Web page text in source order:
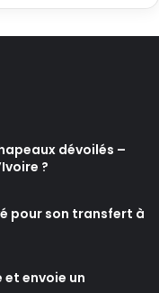
dévoilés –
?
pour son transfert à
et envoie un